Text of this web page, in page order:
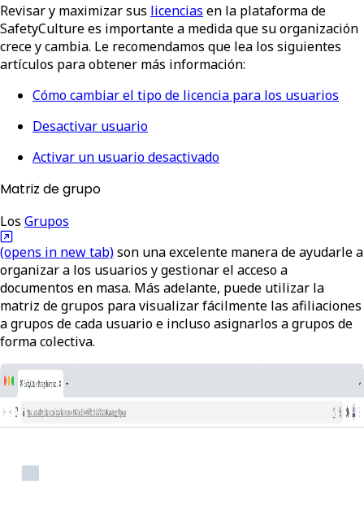
Revisar y maximizar sus licencias en la plataforma de
SafetyCulture es importante a medida que su organización
crece y cambia. Le recomendamos que lea los siguientes
artículos para obtener más información:
Cómo cambiar el tipo de licencia para los usuarios
Desactivar usuario
Activar un usuario desactivado
Matriz de grupo
Los Grupos
(opens in new tab)son una excelente manera de ayudarle a
organizar a los usuarios y gestionar el acceso a
documentos en masa. Más adelante, puede utilizar la
matriz de grupos para visualizar fácilmente las afiliaciones
a grupos de cada usuario e incluso asignarlos a grupos de
forma colectiva.